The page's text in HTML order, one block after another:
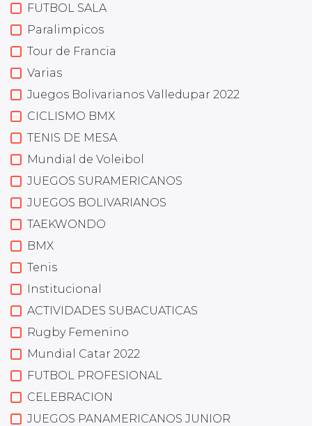
FUTBOL SALA
Paralimpicos
Tour de Francia
Varias
Juegos Bolivarianos Valledupar 2022
CICLISMO BMX
TENIS DE MESA
Mundial de Voleibol
JUEGOS SURAMERICANOS
JUEGOS BOLIVARIANOS
TAEKWONDO
BMX
Tenis
Institucional
ACTIVIDADES SUBACUATICAS
Rugby Femenino
Mundial Catar 2022
FUTBOL PROFESIONAL
CELEBRACION
JUEGOS PANAMERICANOS JUNIOR